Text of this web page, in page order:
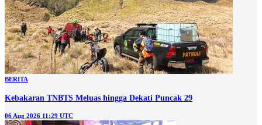
BERITA
Kebakaran TNBTS Meluas hingga Dekati Puncak 29
06 Aug 2026 11:29 UTC